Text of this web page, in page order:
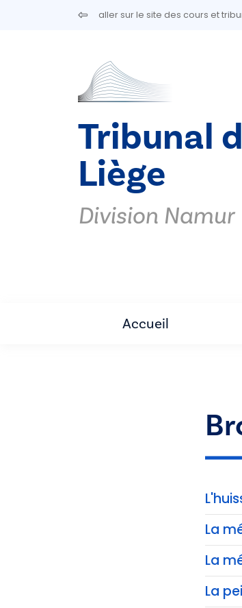
Aller au contenu principalaller sur le site des cours et
Tribunal
Liège
Division Namur
Accueil
La
La
La